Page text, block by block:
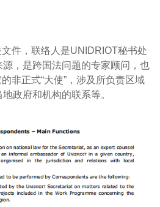
件，联络人是UNIDRIOT秘书处
，是跨国法问题的专家顾问，也
非正式“大使”，涉及所负责区域
政府和机构的联系等。